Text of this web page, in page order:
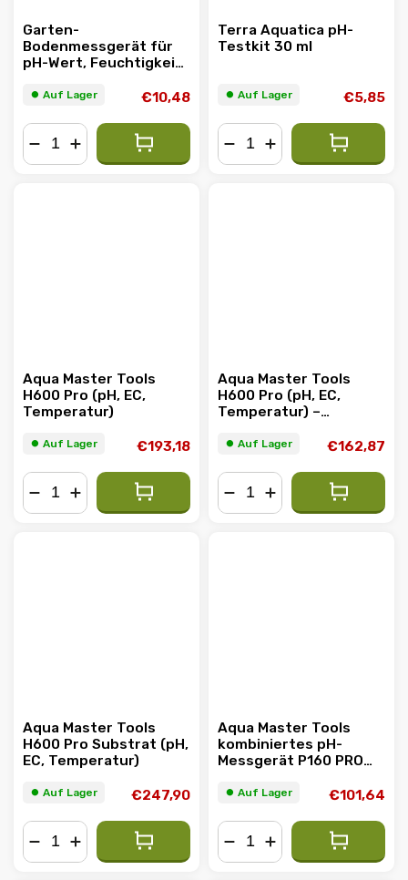
Garten-
Bodenmessgerät für
pH-Wert, Feuchtigkeit
⏺︎ Auf Lager €10,48
Terra Aquatica pH-
Testkit 30 ml
⏺︎ Auf Lager €5,85
Aqua Master Tools
H600 Pro (pH, EC,
Temperatur)
⏺︎ Auf Lager €193,18
Aqua Master Tools
H600 Pro (pH, EC,
Temperatur) –
⏺︎ Auf Lager €162,87
Aqua Master Tools
H600 Pro Substrat (pH,
EC, Temperatur)
⏺︎ Auf Lager €247,90
Aqua Master Tools
kombiniertes pH-
Messgerät P160 PRO
Temperatur)
⏺︎ Auf Lager €101,64